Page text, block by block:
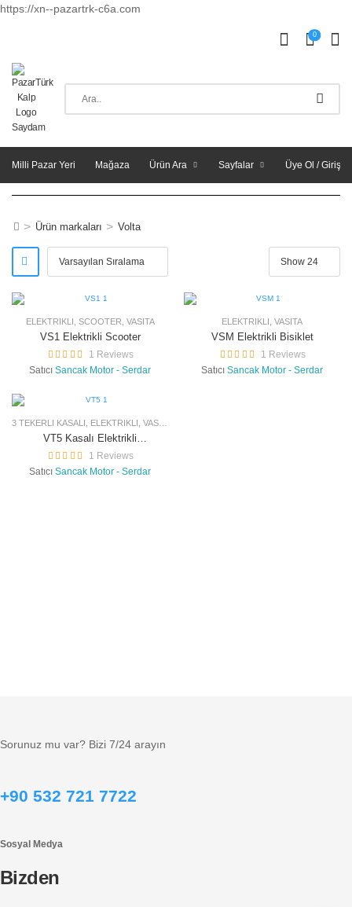
https://xn--pazartrk-c6a.com
0
Milli Pazar Yeri Mağaza Ürün Ara Sayfalar Üye Ol / Giriş
> Ürün markaları > Volta
ELEKTRIKLI SCOOTER VASITA
VS1 Elektrikli Scooter
1 Reviews
Satıcı Sancak Motor - Serdar
ELEKTRIKLI VASITA
VSM Elektrikli Bisiklet
1 Reviews
Satıcı Sancak Motor - Serdar
3 TEKERLI KASALI ELEKTRIKLI VASITA
VT5 Kasalı Elektrikli
Moped
1 Reviews
Satıcı Sancak Motor - Serdar
Sorunuz mu var? Bizi 7/24 arayın
+90 532 721 7722
Sosyal Medya
Bizden